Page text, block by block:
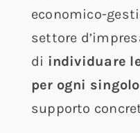
economico-
settore
di individuare
per ogni
supporto